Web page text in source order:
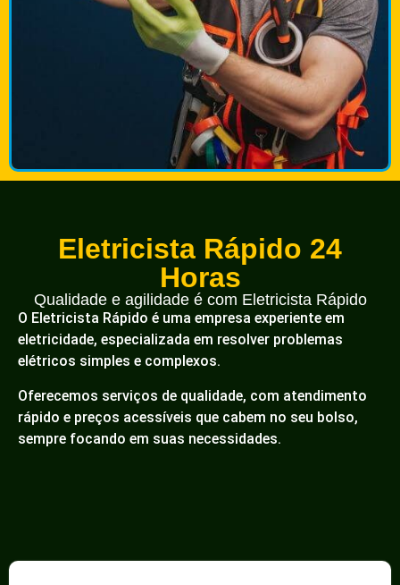
Eletricista Rápido 24
Horas
Qualidade e agilidade é com Eletricista Rápido
O Eletricista Rápido é uma empresa experiente em
eletricidade, especializada em resolver problemas
elétricos simples e complexos.
Oferecemos serviços de qualidade, com atendimento
rápido e preços acessíveis que cabem no seu bolso,
sempre focando em suas necessidades.